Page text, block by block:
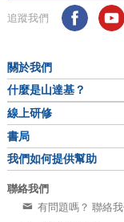
追蹤我們
關於我們
什麼是山達基？
線上研修
書局
我們如何提供幫助
聯絡我們
有問題嗎？ 聯絡